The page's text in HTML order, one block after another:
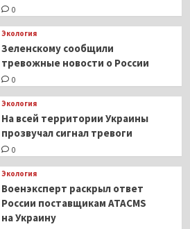
0
Экология
Зеленскому сообщили
тревожные новости о России
0
Экология
На всей территории Украины
прозвучал сигнал тревоги
0
Экология
Военэксперт раскрыл ответ
России поставщикам ATACMS
на Украину